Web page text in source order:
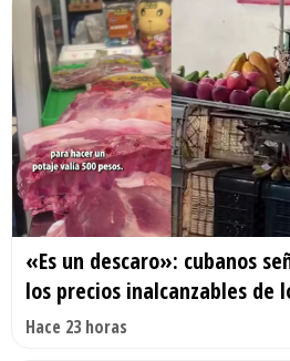
«Es un descaro»: cubanos
los precios inalcanzables de
Hace 23 horas